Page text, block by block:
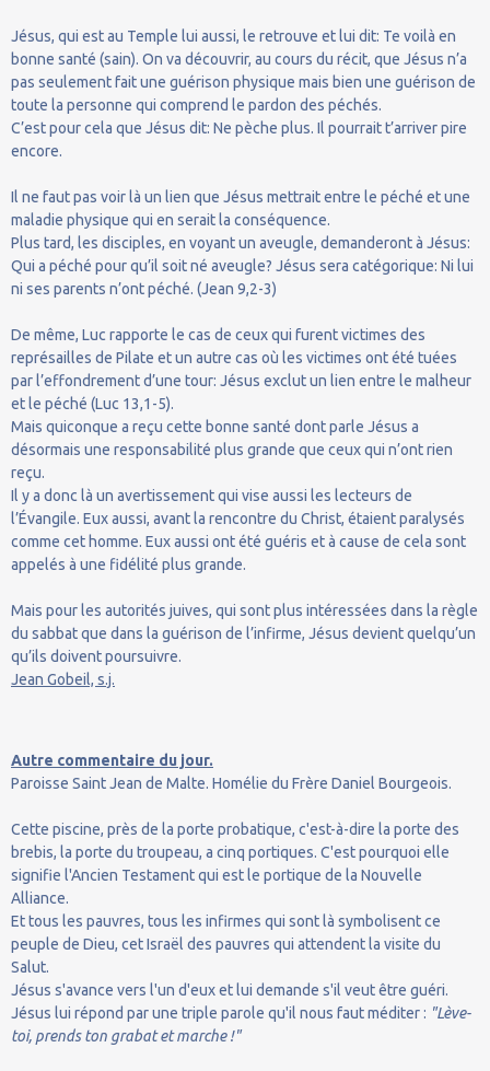
Jésus, qui est au Temple lui aussi, le retrouve et lui dit: Te voilà en
bonne santé (sain). On va découvrir, au cours du récit, que Jésus n’a
pas seulement fait une guérison physique mais bien une guérison de
toute la personne qui comprend le pardon des péchés.
C’est pour cela que Jésus dit: Ne pèche plus. Il pourrait t’arriver pire
encore.
Il ne faut pas voir là un lien que Jésus mettrait entre le péché et une
maladie physique qui en serait la conséquence.
Plus tard, les disciples, en voyant un aveugle, demanderont à Jésus:
Qui a péché pour qu’il soit né aveugle? Jésus sera catégorique: Ni lui
ni ses parents n’ont péché. (Jean 9,2-3)
De même, Luc rapporte le cas de ceux qui furent victimes des
représailles de Pilate et un autre cas où les victimes ont été tuées
par l’effondrement d’une tour: Jésus exclut un lien entre le malheur
et le péché (Luc 13,1-5).
Mais quiconque a reçu cette bonne santé dont parle Jésus a
désormais une responsabilité plus grande que ceux qui n’ont rien
reçu.
Il y a donc là un avertissement qui vise aussi les lecteurs de
l’Évangile. Eux aussi, avant la rencontre du Christ, étaient paralysés
comme cet homme. Eux aussi ont été guéris et à cause de cela sont
appelés à une fidélité plus grande.
Mais pour les autorités juives, qui sont plus intéressées dans la règle
du sabbat que dans la guérison de l’infirme, Jésus devient quelqu’un
qu’ils doivent poursuivre.
Jean Gobeil, s.j.
Autre commentaire du jour.
Paroisse Saint Jean de Malte. Homélie du Frère Daniel Bourgeois.
Cette piscine, près de la porte probatique, c'est-à-dire la porte des
brebis, la porte du troupeau, a cinq portiques. C'est pourquoi elle
signifie l'Ancien Testament qui est le portique de la Nouvelle
Alliance.
Et tous les pauvres, tous les infirmes qui sont là symbolisent ce
peuple de Dieu, cet Israël des pauvres qui attendent la visite du
Salut.
Jésus s'avance vers l'un d'eux et lui demande s'il veut être guéri.
Jésus lui répond par une triple parole qu'il nous faut méditer : "Lève-
toi, prends ton grabat et marche !"